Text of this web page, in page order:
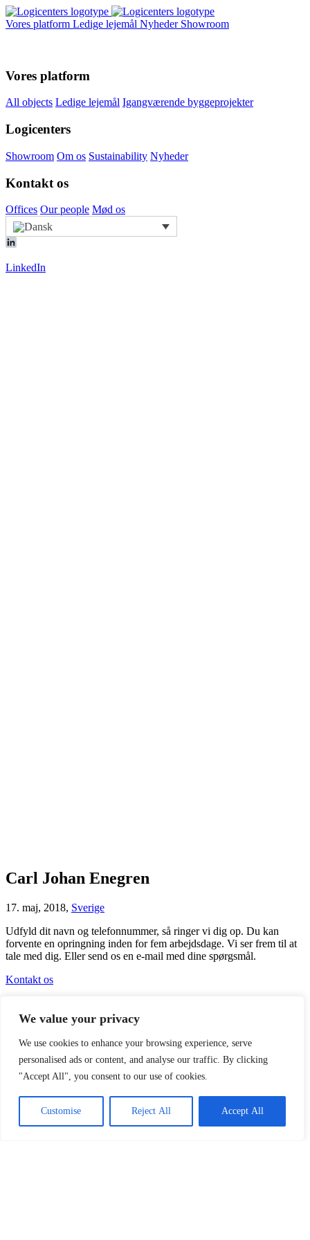
We value your privacy
We use cookies to enhance your browsing experience, serve
personalised ads or content, and analyse our traffic. By clicking
"Accept All", you consent to our use of cookies.
Customise Reject All Accept All
Vores platform Ledige lejemål Nyheder Showroom
Vores platform
All objects Ledige lejemål Igangværende byggeprojekter
Logicenters
Showroom Om os Sustainability Nyheder
Kontakt os
Offices Our people Mød os
LinkedIn
Carl Johan Enegren
17. maj, 2018, Sverige
Udfyld dit navn og telefonnummer, så ringer vi dig op. Du kan
forvente en opringning inden for fem arbejdsdage. Vi ser frem til at
tale med dig. Eller send os en e-mail med dine spørgsmål.
Kontakt os
tilstedeværelse i Sverige, Norge, Danmark, Polen, Finland og
Tyskland. Vi udvikler, renoverer og ejer moderne
logistikejendomme.
Vores platform
All objects Ledige lejemål Igangværende byggeprojekter